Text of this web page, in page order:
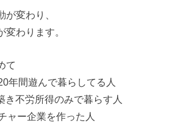
が変わり、
わります。
て
年間遊んで暮らしてる人
き不労所得のみで暮らす人
ャー企業を作った人